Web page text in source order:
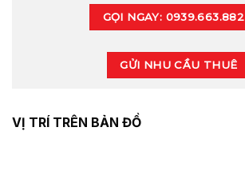
GỌI NGAY: 0939.663.882
GỬI NHU CẦU THUÊ
VỊ TRÍ TRÊN BẢN ĐỒ